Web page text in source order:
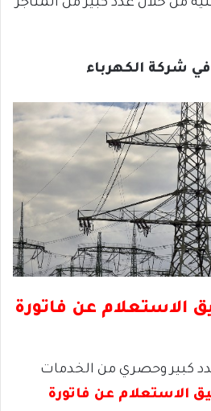
من خلال عدد كبير من المتاجر
شركة الكهرباء
الاستعلام عن فاتورة
كبير وحصري من الخدمات
الاستعلام عن فاتورة